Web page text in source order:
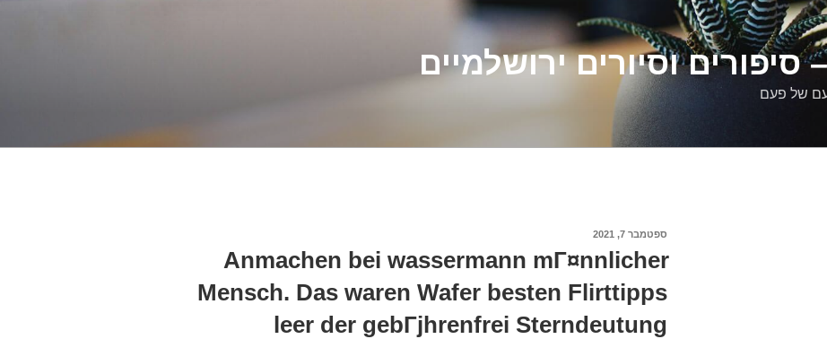
וסיורים ירושלמיים
של פעם
פורסם
ספטמבר 7, 2021
Anmachen bei wassermann mГ¤nnlicher
Mensch. Das waren Wafer besten Flirttipps
leer der gebГјhrenfrei Sterndeutung